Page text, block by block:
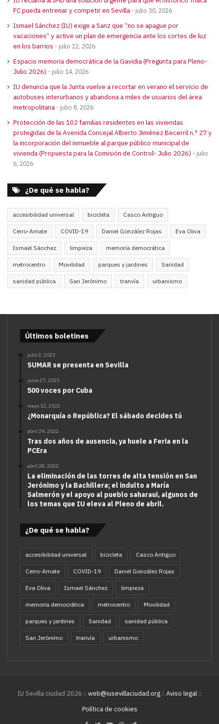
FC pueda entrenar y competir en Sevilla
julio 30, 2026
Ismael Sánchez (IU) exige a Sanz que “no se apague por
vacaciones” y active un plan de emergencia ante los cortes de luz
en los barrios
julio 22, 2026
Espacio memoria democrática de la Gavidia (Pregunta para Pleno-
Julio 2026)
julio 14, 2026
IU denuncia que la Junta vuelve a recortar en verano el servicio de
autobuses interurbanos y abandona a miles de usuarios del área
metropolitana
julio 8, 2026
Protección de las 102 familias residentes en las viviendas
protegidas de la Avenida Concejal Alberto Jiménez Becerril n.º 27 y
la incorporación del inmueble al parque público municipal de
vivienda (Propuesta para la Comisión de Control- Julio 2026)
julio
6, 2026
¿De qué se habla?
accesibilidad universal bicicleta Casco Antiguo
Cerro-Amate COVID-19 Daniel González Rojas Eva Oliva
Ismael Sánchez limpieza memoria democrática
metrocentro Movilidad parques y jardines Sanidad
sanidad pública San Jerónimo tranvía urbanismo
Últimos boletines
julio 2, 2023
SUMAR se presenta en Sevilla
junio 27, 2023
500 voces por Cuba
mayo 12, 2022
¿Monarquía o República? El sábado decides tú
abril 29, 2022
Tras dos años de ausencia, ya huele a Feria en la
PCEra
abril 28, 2022
La eliminación de las torres de alta tensión en San
Jerónimo y la Bachillera; el indulto a María
Salmerón y el apoyo al pueblo saharaui, algunos de
los temas que IU eleva al Pleno de abril.
¿De qué se habla?
accesibilidad universal bicicleta Casco Antiguo
Cerro-Amate COVID-19 Daniel González Rojas
Eva Oliva Ismael Sánchez limpieza
memoria democrática metrocentro Movilidad
parques y jardines Sanidad sanidad pública
San Jerónimo tranvía urbanismo
IU Sevilla ciudad 2026 :: web@iusevillaciudad.org :: Aviso legal ::
Política de cookies